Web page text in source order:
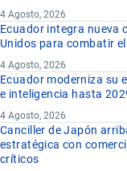
4 Agosto, 2026
Ecuador integra nueva
Unidos para combatir
4 Agosto, 2026
Ecuador moderniza su
e inteligencia hasta
4 Agosto, 2026
Canciller de Japón
estratégica con
críticos